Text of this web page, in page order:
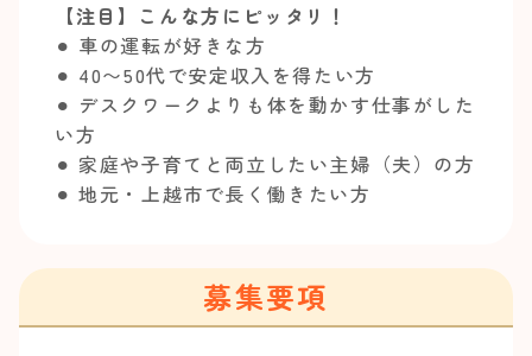
【注目】こんな方にピッタリ！
⚫︎ 車の運転が好きな方
⚫︎ 40〜50代で安定収入を得たい方
⚫︎ デスクワークよりも体を動かす仕事がした
い方
⚫︎ 家庭や子育てと両立したい主婦（夫）の方
⚫︎ 地元・上越市で長く働きたい方
募集要項